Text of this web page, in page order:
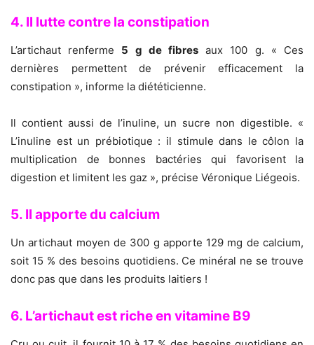
4. Il lutte contre la constipation
L’artichaut renferme 5 g de fibres aux 100 g. « Ces
dernières permettent de prévenir efficacement la
constipation », informe la diététicienne.
Il contient aussi de l’inuline, un sucre non digestible. «
L’inuline est un prébiotique : il stimule dans le côlon la
multiplication de bonnes bactéries qui favorisent la
digestion et limitent les gaz », précise Véronique Liégeois.
5. Il apporte du calcium
Un artichaut moyen de 300 g apporte 129 mg de calcium,
soit 15 % des besoins quotidiens. Ce minéral ne se trouve
donc pas que dans les produits laitiers !
6. L’artichaut est riche en vitamine B9